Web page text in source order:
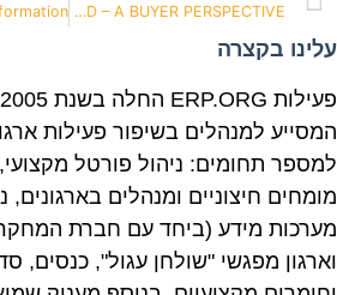
MIGRATION TO THE CLOUD – A BUYER PERSPECTIVE
עלינו בקצרה
המסייע למנהלים בשיפור פעילות
למספר תחומים: ניהול פורטל
מומחים חיצוניים ומנהלים בארגונים,
וארגון מפגשי "שולחן עגול", כנסים,